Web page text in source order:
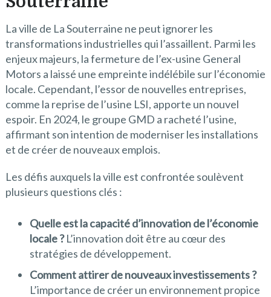
La ville de La Souterraine ne peut ignorer les
transformations industrielles qui l’assaillent. Parmi les
enjeux majeurs, la fermeture de l’ex-usine General
Motors a laissé une empreinte indélébile sur l’économie
locale. Cependant, l’essor de nouvelles entreprises,
comme la reprise de l’usine LSI, apporte un nouvel
espoir. En 2024, le groupe GMD a racheté l’usine,
affirmant son intention de moderniser les installations
et de créer de nouveaux emplois.
Les défis auxquels la ville est confrontée soulèvent
plusieurs questions clés :
Quelle est la capacité d’innovation de l’économie
locale ?L’innovation doit être au cœur des
stratégies de développement.
Comment attirer de nouveaux investissements ?
L’importance de créer un environnement propice